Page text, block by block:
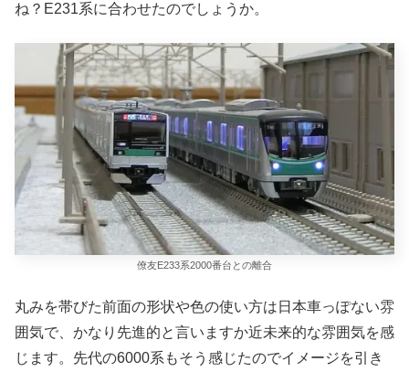
ね？E231系に合わせたのでしょうか。
僚友E233系2000番台との離合
丸みを帯びた前面の形状や色の使い方は日本車っぽない雰
囲気で、かなり先進的と言いますか近未来的な雰囲気を感
じます。先代の6000系もそう感じたのでイメージを引き